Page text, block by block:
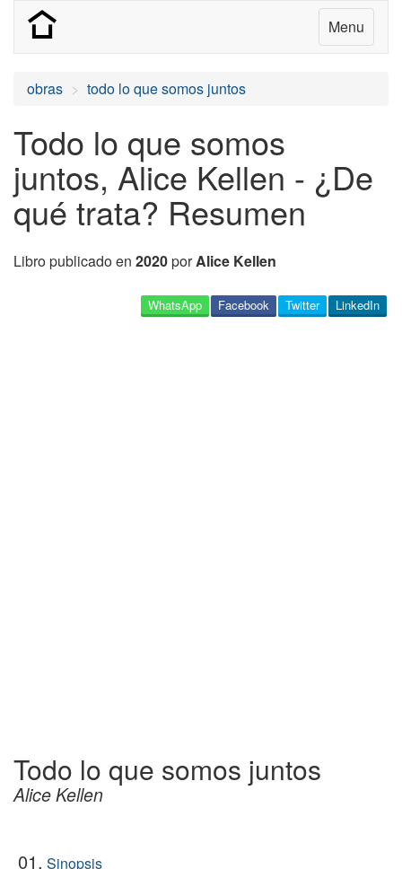
Menu
obras todo lo que somos juntos
Todo lo que somos
juntos, Alice Kellen - ¿De
qué trata? Resumen
Libro publicado en 2020porAlice Kellen
LinkedIn
Twitter
Facebook
WhatsApp
Todo lo que somos juntos
Alice Kellen
01. Sinopsis